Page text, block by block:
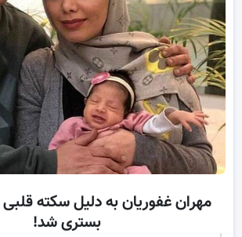
مهران غفوریان به دلیل سکته قلبی
بستری شد!